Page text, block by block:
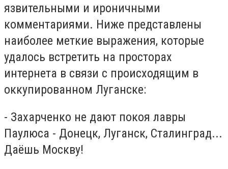
язвительными и ироничными
комментариями. Ниже представлены
наиболее меткие выражения, которые
удалось встретить на просторах
интернета в связи с происходящим в
оккупированном Луганске:
- Захарченко не дают покоя лавры
Паулюса - Донецк, Луганск, Сталинград...
Даёшь Москву!